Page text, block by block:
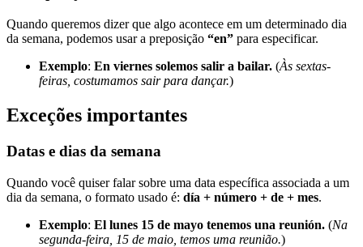
Quando queremos dizer que algo acontece em um determinado dia
da semana, podemos usar a preposição “en” para especificar.
Exemplo: En viernes solemos salir a bailar. (Às sextas-
feiras, costumamos sair para dançar.)
Exceções importantes
Datas e dias da semana
Quando você quiser falar sobre uma data específica associada a um
dia da semana, o formato usado é: día + número + de + mes.
Exemplo: El lunes 15 de mayo tenemos una reunión. (Na
segunda-feira, 15 de maio, temos uma reunião.)